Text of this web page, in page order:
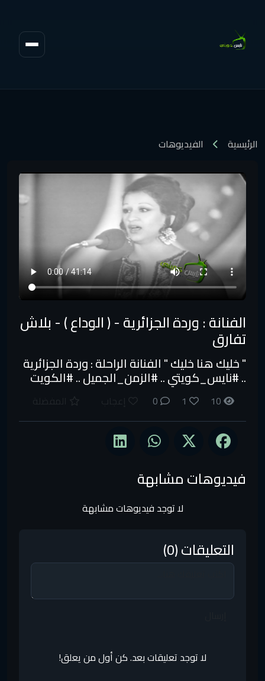
الرئيسية الفيديوهات
الفنانة : وردة الجزائرية - ( الوداع ) - بلاش
تفارق
" خليك هنا خليك " الفنانة الراحلة : وردة الجزائرية
.. #نايس_كويتي​ .. #الزمن_الجميل​ .. #الكويت
10
1
0
فيديوهات مشابهة
لا توجد فيديوهات مشابهة
التعليقات (0)
لا توجد تعليقات بعد. كن أول من يعلق!